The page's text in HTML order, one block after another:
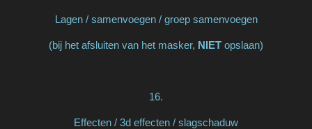
Lagen / samenvoegen / groep samenvoegen
(bij het afsluiten van het masker, NIET opslaan)
16.
Effecten / 3d effecten / slagschaduw